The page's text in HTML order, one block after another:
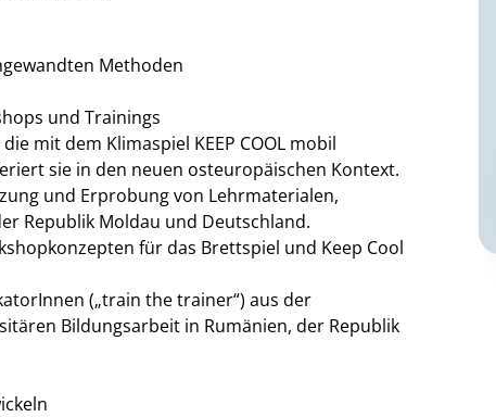
Methoden
und Trainings
mit dem Klimaspiel KEEP COOL mobil
sie in den neuen osteuropäischen Kontext.
und Erprobung von Lehrmaterialen,
Republik Moldau und Deutschland.
für das Brettspiel und Keep Cool
(„train the trainer“) aus der
Bildungsarbeit in Rumänien, der Republik